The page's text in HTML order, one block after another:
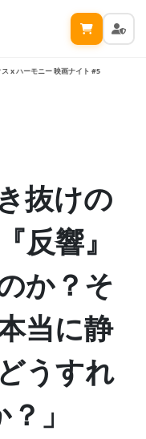
ニー 映画ナイト #5
抜けの
反響』
か？そ
当に静
うすれ
」